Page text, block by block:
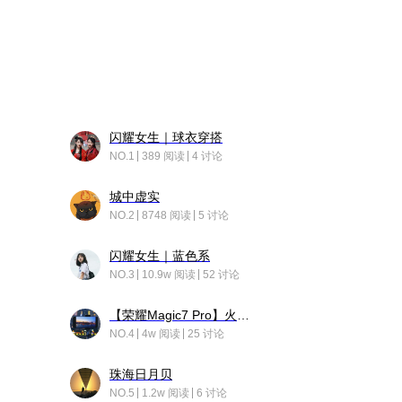
闪耀女生｜球衣穿搭
NO.1 389 阅读 4 讨论
城中虚实
NO.2 8748 阅读 5 讨论
闪耀女生｜蓝色系
NO.3 10.9w 阅读 52 讨论
NO.4 4w 阅读 25 讨论
珠海日月贝
NO.5 1.2w 阅读 6 讨论